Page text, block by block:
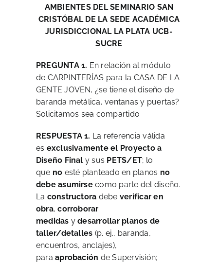
Comunicados
Posgrado
Formación Continua
Biblioteca Koha
AMBIENTES DEL SEMINARIO SAN
CRISTÓBAL DE LA SEDE ACADÉMICA
JURISDICCIONAL LA PLATA UCB-
SUCRE
PREGUNTA 1. En relación al módulo
de CARPINTERÍAS para la CASA DE LA
GENTE JOVEN, ¿se tiene el diseño de
baranda metálica, ventanas y puertas?
Solicitamos sea compartido
RESPUESTA 1. La referencia válida
es exclusivamente el Proyecto a
Diseño Final y sus PETS/ET; lo
que no esté planteado en planos no
debe asumirsecomo parte del diseño.
La constructora debe verificar en
obra,corroborar
medidas ydesarrollar planos de
taller/detalles (p. ej., baranda,
encuentros, anclajes),
paraaprobación de Supervisión;